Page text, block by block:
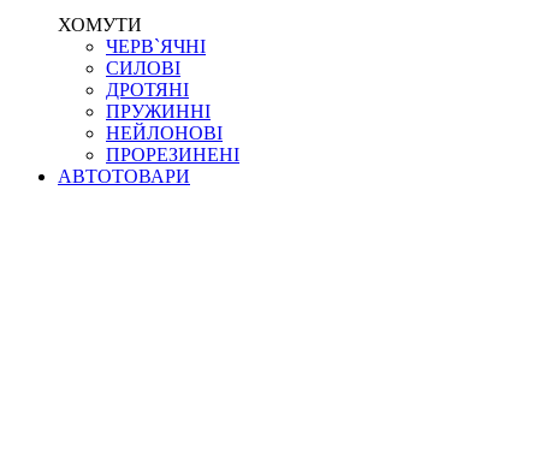
ХОМУТИ
ЧЕРВ`ЯЧНІ
СИЛОВІ
ДРОТЯНІ
ПРУЖИННІ
НЕЙЛОНОВІ
ПРОРЕЗИНЕНІ
АВТОТОВАРИ